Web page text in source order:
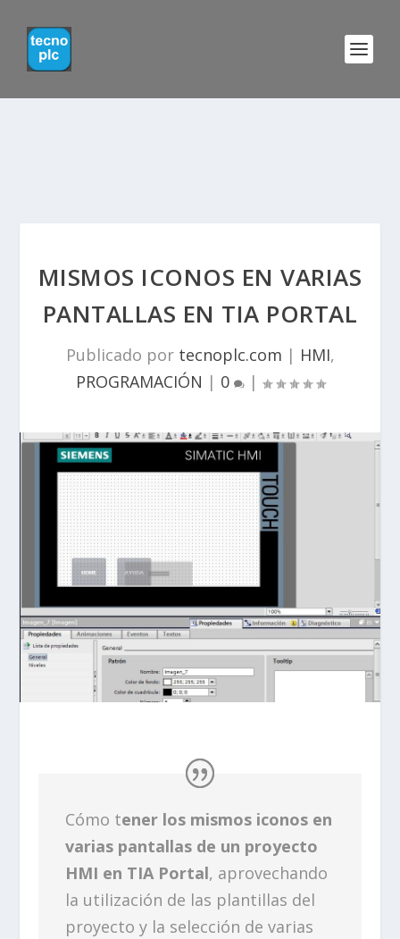
MISMOS ICONOS EN VARIAS
PANTALLAS EN TIA PORTAL
Publicado por tecnoplc.com | HMI,
PROGRAMACIÓN | 0 |
Cómo tener los mismos iconos en
varias pantallas de un proyecto
HMI en TIA Portal, aprovechando
la utilización de las plantillas del
proyecto y la selección de varias